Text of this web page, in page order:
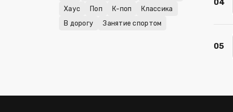
04
05
Хаус
Поп К-поп
Классика
В дорогу
Занятие спортом